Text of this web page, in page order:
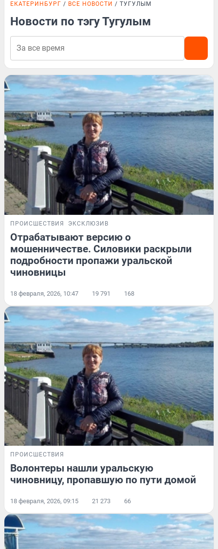
ЕКАТЕРИНБУРГ ВСЕ НОВОСТИ ТУГУЛЫМ
Новости по тэгу Тугулым
ПРОИСШЕСТВИЯ ЭКСКЛЮЗИВ
Отрабатывают версию о
мошенничестве. Силовики раскрыли
подробности пропажи уральской
чиновницы
18 февраля, 2026, 10:47 19 791 168
ПРОИСШЕСТВИЯ
Волонтеры нашли уральскую
чиновницу, пропавшую по пути домой
18 февраля, 2026, 09:15 21 273 66